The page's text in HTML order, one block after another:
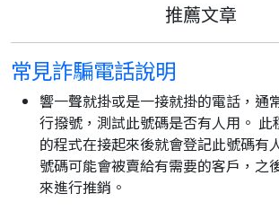
推薦文章
常見詐騙電話說明
響一聲就掛或是一接就掛的電話，通
行撥號，測試此號碼是否有人用。 此
的程式在接起來後就會登記此號碼有
號碼可能會被賣給有需要的客戶，之
來進行推銷。